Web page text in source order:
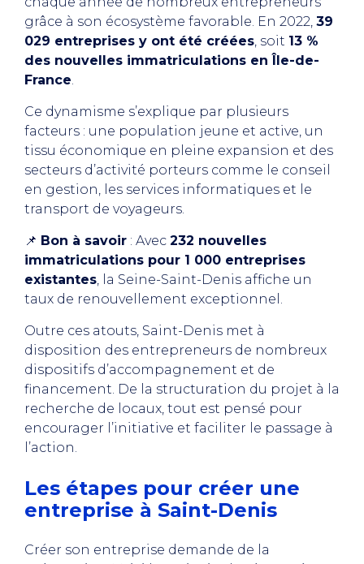
grâce à son écosystème favorable. En 2022, 39
029 entreprises y ont été créées, soit 13 %
des nouvelles immatriculations en Île-de-
France.
Ce dynamisme s’explique par plusieurs
facteurs : une population jeune et active, un
tissu économique en pleine expansion et des
secteurs d’activité porteurs comme le conseil
en gestion, les services informatiques et le
transport de voyageurs.
📌 Bon à savoir : Avec 232 nouvelles
immatriculations pour 1 000 entreprises
existantes, la Seine-Saint-Denis affiche un
taux de renouvellement exceptionnel.
Outre ces atouts, Saint-Denis met à
disposition des entrepreneurs de nombreux
dispositifs d’accompagnement et de
financement. De la structuration du projet à la
recherche de locaux, tout est pensé pour
encourager l’initiative et faciliter le passage à
l’action.
Les étapes pour créer une
entreprise à Saint-Denis
Créer son entreprise demande de la